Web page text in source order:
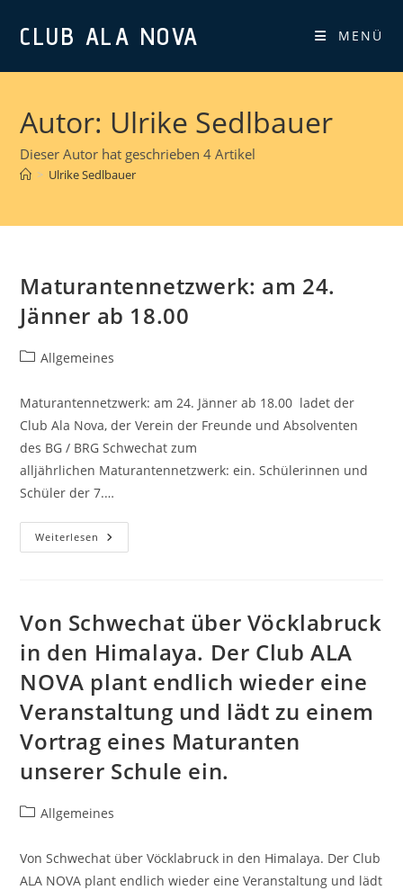
InhaltCLUB ALA NOVA MENÜ
Autor: Ulrike Sedlbauer
Dieser Autor hat geschrieben 4 Artikel
> Ulrike Sedlbauer
Maturantennetzwerk: am 24.
Jänner ab 18.00
Beitrags-
Allgemeines
Maturantennetzwerk: am 24. Jänner ab 18.00 ladet der
Club Ala Nova, der Verein der Freunde und Absolventen
des BG / BRG Schwechat zum
alljährlichen Maturantennetzwerk: ein. Schülerinnen und
Schüler der 7.…
Weiterlesen Maturantennetzwerk:
Am
Von Schwechat über Vöcklabruck
in den Himalaya. Der Club ALA
NOVA plant endlich wieder eine
Veranstaltung und lädt zu einem
Vortrag eines Maturanten
unserer Schule ein.
Beitrags-
Allgemeines
Von Schwechat über Vöcklabruck in den Himalaya. Der Club
ALA NOVA plant endlich wieder eine Veranstaltung und lädt